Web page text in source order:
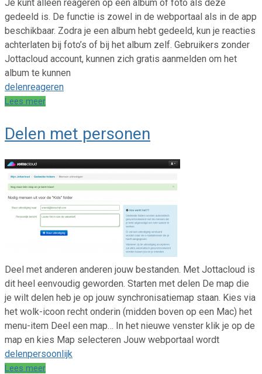
Je kunt alleen reageren op een album of foto als deze
gedeeld is. De functie is zowel in de webportaal als in de app
beschikbaar. Zodra je een album hebt gedeeld, kun je reacties
achterlaten bij foto’s of bij het album zelf. Gebruikers zonder
Jottacloud account, kunnen zich gratis aanmelden om het
album te kunnen
delenreageren
Lees meer
Delen met personen
Deel met anderen anderen jouw bestanden. Met Jottacloud is
dit heel eenvoudig geworden. Starten met delen De map die
je wilt delen heb je op jouw synchronisatiemap staan. Kies via
het wolk-icoon recht onderin (midden boven op een Mac) het
menu-item Deel een map… In het nieuwe venster klik je op de
map en kies Map selecteren Jouw webportaal wordt
delenpersoonlijk
Lees meer